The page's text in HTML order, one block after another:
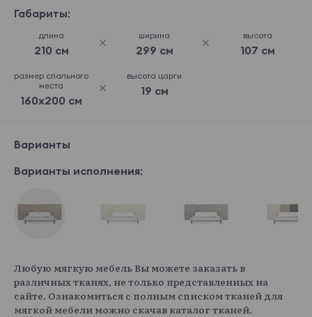
Габариты:
длина
210 см
ширина
299 см
высота
107 см
размер спального
места
160x200 см
высота царги
19 см
Варианты
Варианты исполнения:
Любую мягкую мебель Вы можете заказать в
различных тканях, не только представленных на
сайте. Ознакомиться с полным списком тканей для
мягкой мебели можно скачав каталог тканей.